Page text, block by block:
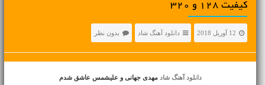
کیفیت 128 و 320
12 آوریل 2018 دانلود آهنگ شاد بدون نظر
دانلود آهنگ شاد مهدی جهانی و علیشمس عاشق شدم